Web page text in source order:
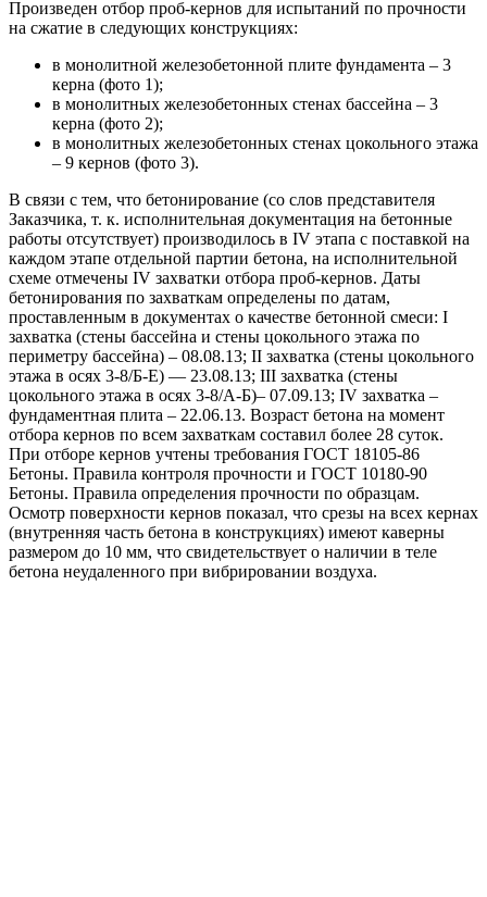
Произведен отбор проб-кернов для испытаний по прочности
на сжатие в следующих конструкциях:
в монолитной железобетонной плите фундамента – 3
керна (фото 1);
в монолитных железобетонных стенах бассейна – 3
керна (фото 2);
в монолитных железобетонных стенах цокольного этажа
– 9 кернов (фото 3).
В связи с тем, что бетонирование (со слов представителя
Заказчика, т. к. исполнительная документация на бетонные
работы отсутствует) производилось в IV этапа с поставкой на
каждом этапе отдельной партии бетона, на исполнительной
схеме отмечены IV захватки отбора проб-кернов. Даты
бетонирования по захваткам определены по датам,
проставленным в документах о качестве бетонной смеси: I
захватка (стены бассейна и стены цокольного этажа по
периметру бассейна) – 08.08.13; II захватка (стены цокольного
этажа в осях 3-8/Б-Е) — 23.08.13; III захватка (стены
цокольного этажа в осях 3-8/А-Б)– 07.09.13; IV захватка –
фундаментная плита – 22.06.13. Возраст бетона на момент
отбора кернов по всем захваткам составил более 28 суток.
При отборе кернов учтены требования ГОСТ 18105-86
Бетоны. Правила контроля прочности и ГОСТ 10180-90
Бетоны. Правила определения прочности по образцам.
Осмотр поверхности кернов показал, что срезы на всех кернах
(внутренняя часть бетона в конструкциях) имеют каверны
размером до 10 мм, что свидетельствует о наличии в теле
бетона неудаленного при вибрировании воздуха.